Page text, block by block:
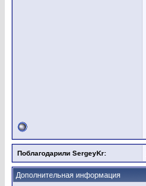
Поблагодарили SergeyKr:
Дополнительная информация